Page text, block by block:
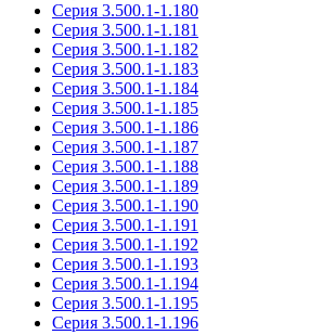
Серия 3.500.1-1.180
Серия 3.500.1-1.181
Серия 3.500.1-1.182
Серия 3.500.1-1.183
Серия 3.500.1-1.184
Серия 3.500.1-1.185
Серия 3.500.1-1.186
Серия 3.500.1-1.187
Серия 3.500.1-1.188
Серия 3.500.1-1.189
Серия 3.500.1-1.190
Серия 3.500.1-1.191
Серия 3.500.1-1.192
Серия 3.500.1-1.193
Серия 3.500.1-1.194
Серия 3.500.1-1.195
Серия 3.500.1-1.196